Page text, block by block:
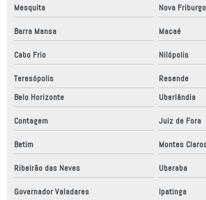
Empresa de robótica
Empresa de robótica no brasil
Empresa que faz automação industrial
Empresas automatização industrial
Empresas de automação industrial são paulo
Empresas de automação robótica
Empresas de fabricação de equipamentos industriais
Mesquita Nova Friburgo
Barra Mansa Macaé
Cabo Frio Nilópolis
Teresópolis
Resende
Belo Horizonte
Uberlândia
Contagem Juiz de Fora
Betim Montes
Ribeirão das Neves Uberaba
Governador Valadares Ipatinga